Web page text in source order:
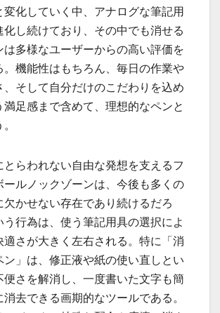
変化していく中、アナログな筆記用
化し続けており、その中でも消せる
は多様なユーザーからの高い評価を
。機能性はもちろん、毎日の作業や
、そして自分だけのこだわりを込め
満足感まで含めて、理想的なペンと
とらわれない自由な発想を支えるフ
ールノックゾーンは、今後も多くの
欠かせない存在であり続けるだろ
う行為は、使う筆記用具の選択によ
適さが大きく左右される。特に「消
ン」は、修正液や紙の使い直しとい
便さを解消し、一度書いた文字も簡
去できる画期的なツールである。